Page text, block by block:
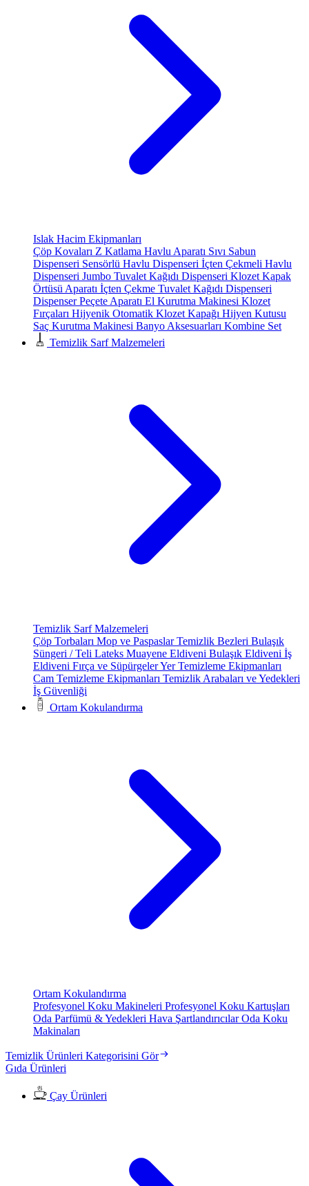
Islak Hacim Ekipmanları
Çöp Kovaları Z Katlama Havlu Aparatı Sıvı Sabun
Dispenseri Sensörlü Havlu Dispenseri İçten Çekmeli Havlu
Dispenseri Jumbo Tuvalet Kağıdı Dispenseri Klozet Kapak
Örtüsü Aparatı İçten Çekme Tuvalet Kağıdı Dispenseri
Dispenser Peçete Aparatı El Kurutma Makinesi Klozet
Fırçaları Hijyenik Otomatik Klozet Kapağı Hijyen Kutusu
Saç Kurutma Makinesi Banyo Aksesuarları Kombine Set
Temizlik Sarf Malzemeleri
Temizlik Sarf Malzemeleri
Çöp Torbaları Mop ve PaspaslarTemizlik Bezleri Bulaşık
Süngeri / Teli Lateks Muayene Eldiveni Bulaşık Eldiveni İş
Eldiveni Fırça ve SüpürgelerYer Temizleme Ekipmanları
Cam Temizleme Ekipmanları Temizlik Arabaları ve Yedekleri
İş Güvenliği
Ortam Kokulandırma
Ortam Kokulandırma
Profesyonel Koku Makineleri Profesyonel Koku Kartuşları
Oda Parfümü & Yedekleri Hava ŞartlandırıcılarOda Koku
Makinaları
Temizlik Ürünleri Kategorisini Gör
Gıda Ürünleri
Çay Ürünleri